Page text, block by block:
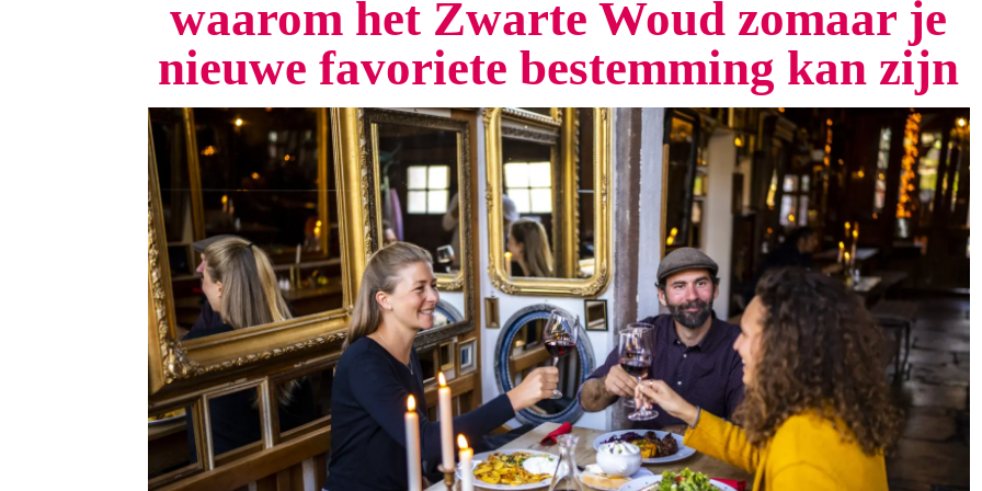
waarom het Zwarte Woud zomaar je
nieuwe favoriete bestemming kan zijn